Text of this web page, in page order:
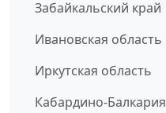
Забайкальский край
Ивановская область
Иркутская область
Кабардино-Балкария